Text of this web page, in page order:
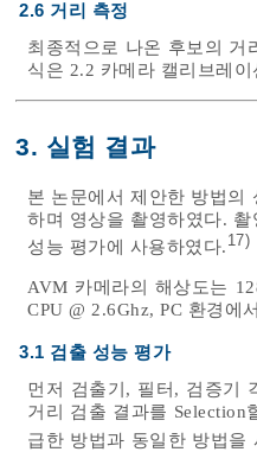
2.6 거리 측정
최종적으로 나온 후보의 거
식은 2.2 카메라 캘리브레
3. 실험 결과
본 논문에서 제안한 방법의
하며 영상을 촬영하였다.
성능 평가에 사용하였다. 17)
AVM 카메라의 해상도는
CPU @ 2.6Ghz, PC 환경에
3.1 검출 성능 평가
먼저 검출기, 필터, 검증기
거리 검출 결과를 Selection
급한 방법과 동일한 방법을